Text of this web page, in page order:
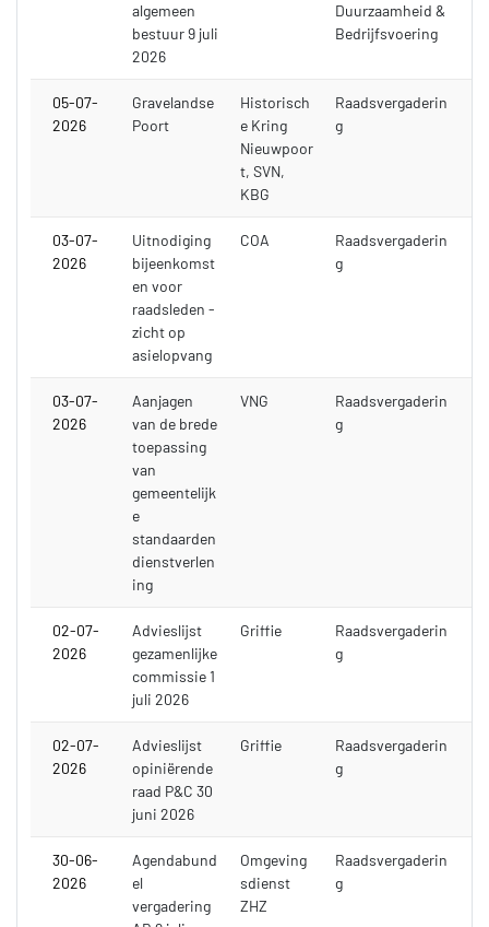
algemeen
bestuur 9 juli
2026
Duurzaamheid &
Bedrijfsvoering
05-07-
2026
Gravelandse
Poort
Historisch
e Kring
Nieuwpoor
t, SVN,
KBG
Raadsvergaderin
g
03-07-
2026
Uitnodiging
bijeenkomst
en voor
raadsleden -
zicht op
asielopvang
COA
Raadsvergaderin
g
03-07-
2026
Aanjagen
van de brede
toepassing
van
gemeentelijk
e
standaarden
dienstverlen
ing
VNG
Raadsvergaderin
g
02-07-
2026
Advieslijst
gezamenlijke
commissie 1
juli 2026
Griffie
Raadsvergaderin
g
02-07-
2026
Advieslijst
opiniërende
raad P&C 30
juni 2026
Griffie
Raadsvergaderin
g
30-06-
2026
Agendabund
el
vergadering
Omgeving
sdienst
ZHZ
Raadsvergaderin
g